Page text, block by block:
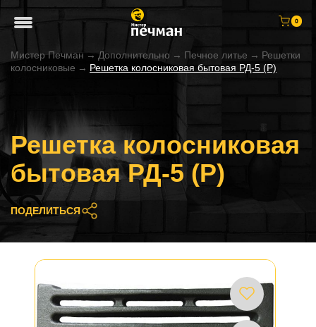
0
Мистер Печман →Дополнительно → Печное литье → Решетки
колосниковые → Решетка колосниковая бытовая РД-5 (Р)
Решетка колосниковая
бытовая РД-5 (Р)
ПОДЕЛИТЬСЯ